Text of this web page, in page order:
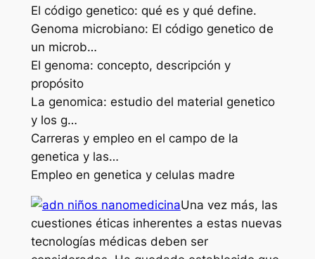
El código genetico: qué es y qué define.
Genoma microbiano: El código genetico de
un microb…
El genoma: concepto, descripción y
propósito
La genomica: estudio del material genetico
y los g…
Carreras y empleo en el campo de la
genetica y las…
Empleo en genetica y celulas madre
Una vez más, las
cuestiones éticas inherentes a estas nuevas
tecnologías médicas deben ser